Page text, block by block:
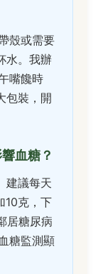
殼或需要
水。我辦
嘴饞時
包裝，開
血糖？
建議每天
10克，下
居糖尿病
糖監測顯